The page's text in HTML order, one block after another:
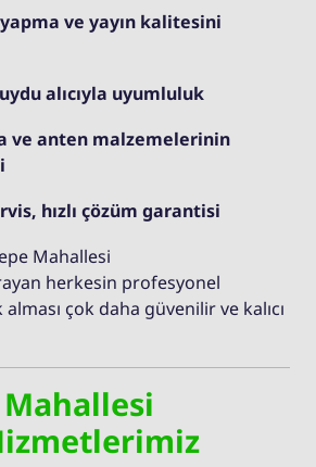
ve yayın kalitesini
alıcıyla uyumluluk
ve anten malzemelerinin
hızlı çözüm garantisi
Mahallesi
herkesin profesyonel
çok daha güvenilir ve kalıcı